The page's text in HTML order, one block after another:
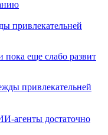
привлекательней
еще слабо развит
агенты достаточно